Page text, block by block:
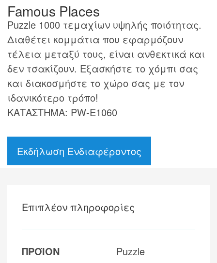
Famous Places
Puzzle 1000 τεμαχίων υψηλής ποιότητας.
Διαθέτει κομμάτια που εφαρμόζουν
τέλεια μεταξύ τους, είναι ανθεκτικά και
δεν τσακίζουν. Εξασκήστε το χόμπι σας
και διακοσμήστε το χώρο σας με τον
ιδανικότερο τρόπο!
ΚΑΤΑΣΤΗΜΑ: PW-E1060
Εκδήλωση Ενδιαφέροντος
Επιπλέον πληροφορίες
ΠΡΟΪΟΝ Puzzle